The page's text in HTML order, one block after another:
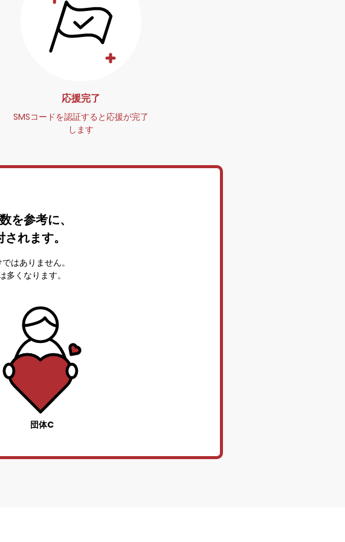
応援完了
SMSコードを認証すると応援が完了
します
を参考に、
れます。
はありません。
くなります。
団体C